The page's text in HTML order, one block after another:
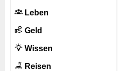
Leben
Geld
Wissen
Reisen